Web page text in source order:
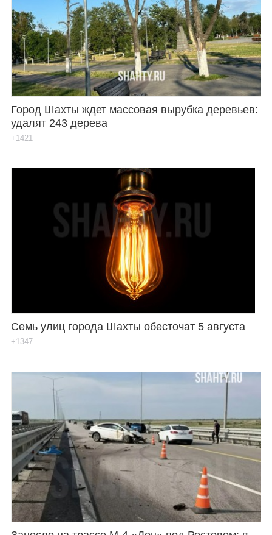
Город Шахты ждет массовая вырубка деревьев:
удалят 243 дерева
+1421
Семь улиц города Шахты обесточат 5 августа
+1347